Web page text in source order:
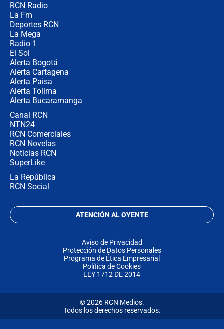
RCN Radio
La Fm
Deportes RCN
La Mega
Radio 1
El Sol
Alerta Bogotá
Alerta Cartagena
Alerta Paisa
Alerta Tolima
Alerta Bucaramanga
Canal RCN
NTN24
RCN Comerciales
RCN Novelas
Noticias RCN
SuperLike
La República
RCN Social
ATENCIÓN AL OYENTE
Aviso de Privacidad
Protección de Datos Personales
Programa de Ética Empresarial
Política de Cookies
LEY 1712 DE 2014
© 2026 RCN Medios.
Todos los derechos reservados.